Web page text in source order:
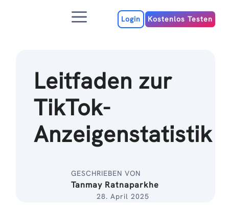
MenuLogin Kostenlos Testen
Leitfaden zur
TikTok-
Anzeigenstatistik
GESCHRIEBEN VON
Tanmay Ratnaparkhe
28. April 2025